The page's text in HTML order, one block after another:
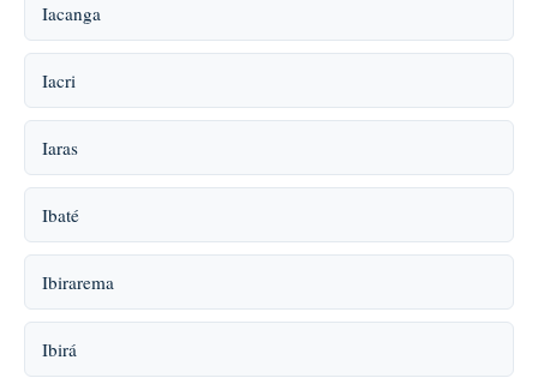
Iacanga
Iacri
Iaras
Ibaté
Ibirarema
Ibirá